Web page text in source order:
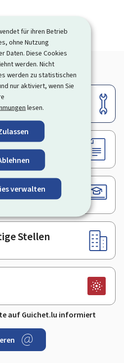
für ihren Betrieb
ohne Nutzung
Daten. Diese Cookies
werden. Nicht
werden zu statistischen
nur aktiviert, wenn Sie
lesen.
verwalten
10.06.2026
Stellen
auf Guichet.lu informiert